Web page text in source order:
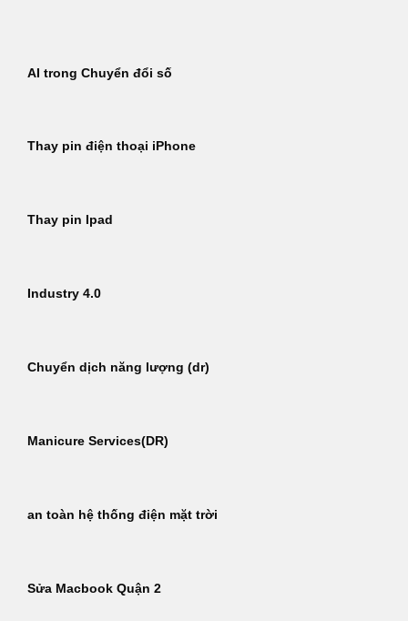
dungAI trong Chuyển đổi số
Thay pin điện thoại iPhone
Thay pin Ipad
Industry 4.0
Chuyển dịch năng lượng (dr)
Manicure Services(DR)
an toàn hệ thống điện mặt trời
Sửa Macbook Quận 2